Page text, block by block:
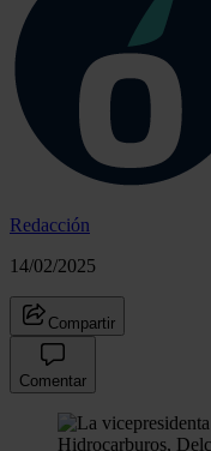
Redacción
14/02/2025
Compartir
Comentar